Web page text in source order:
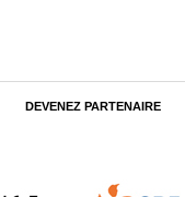
DEVENEZ PARTENAIRE